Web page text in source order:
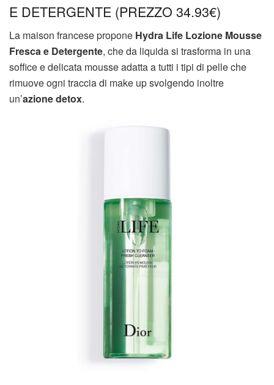
E DETERGENTE (PREZZO 34.93€)
La maison francese propone Hydra Life Lozione Mousse
Fresca e Detergente, che da liquida si trasforma in una
soffice e delicata mousse adatta a tutti i tipi di pelle che
rimuove ogni traccia di make up svolgendo inoltre
un’azione detox.